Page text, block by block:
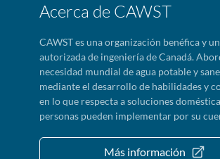
Acerca de CAWST
CAWST es una organización benéfica y
autorizada de ingeniería de Canadá.
necesidad mundial de agua potable y
mediante el desarrollo de habilidades y
en lo que respecta a soluciones
personas pueden implementar por su
Más información